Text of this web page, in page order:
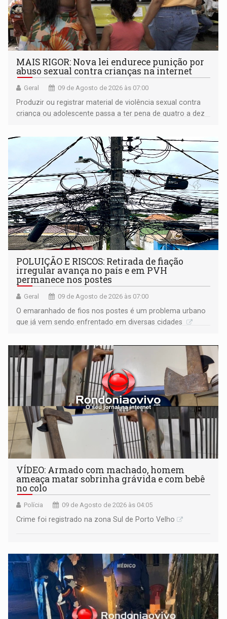
MAIS RIGOR: Nova lei endurece punição por
abuso sexual contra crianças na internet
Geral 09 de Agosto de 2026 às 07:00
Produzir ou registrar material de violência sexual contra
criança ou adolescente passa a ter pena de quatro a dez
POLUIÇÃO E RISCOS: Retirada de fiação
irregular avança no país e em PVH
permanece nos postes
Geral 09 de Agosto de 2026 às 07:00
O emaranhado de fios nos postes é um problema urbano
que já vem sendo enfrentado em diversas cidades
VÍDEO: Armado com machado, homem
ameaça matar sobrinha grávida e com bebê
no colo
Polícia 09 de Agosto de 2026 às 04:05
Crime foi registrado na zona Sul de Porto Velho